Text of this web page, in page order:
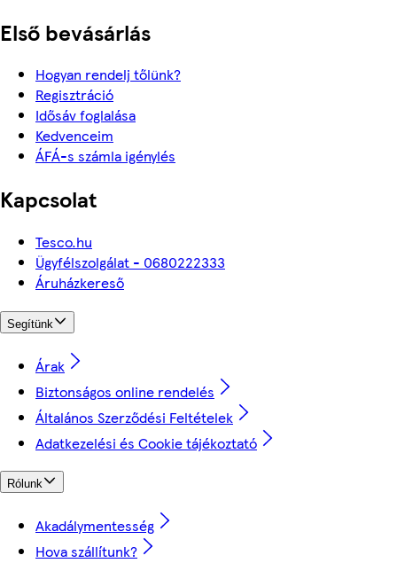
Első bevásárlás
Hogyan rendelj tőlünk?
Regisztráció
Idősáv foglalása
Kedvenceim
ÁFÁ-s számla igénylés
Kapcsolat
Tesco.hu
Ügyfélszolgálat - 0680222333
Áruházkereső
Segítünk
Árak
Biztonságos online rendelés
Általános Szerződési Feltételek
Adatkezelési és Cookie tájékoztató
Rólunk
Akadálymentesség
Hova szállítunk?